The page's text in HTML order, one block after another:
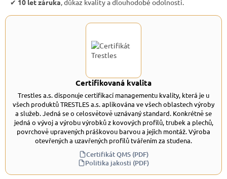
✔︎ 10 let záruka, důkaz kvality a dlouhodobé odolnosti.
Certifikovaná kvalita
Trestles a.s. disponuje certifikací managementu kvality, která je u
všech produktů TRESTLES a.s. aplikována ve všech oblastech výroby
a služeb. Jedná se o celosvětově uznávaný standard. Konkrétně se
jedná o vývoj a výrobu výrobků z kovových profilů, trubek a plechů,
povrchově upravených práškovou barvou a jejich montáž. Výroba
otevřených a uzavřených profilů tvářením za studena.
Certifikát QMS (PDF)
Politika jakosti (PDF)